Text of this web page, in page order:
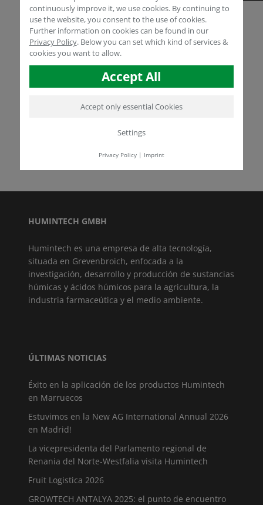
Contraseña:
Forgot your password?
Si aún no es miembro, regístrese
HUMINTECH GMBH
Humintech es una empresa de alta tecnología,
situada en Grevenbroich, enfocada a la
investigación, desarrollo y producción de sustancias
húmicas y ácidos húmicos para la agricultura, la
industria farmaceútica y el medio ambiente.
ÚLTIMAS NOTICIAS
Éxito en la aplicación de los productos Humintech
en Marruecos
Estuvimos en la New AG International Annual 2026
en Madrid!
La vicepresidenta del Parlamento regional de
Renania del Norte-Westfalia visita Humintech
Fruit Logistica 2026
GROWTECH ANTALYA 2025: el punto de encuentro
continuously improve it, we use cookies. By continuing to
use the website, you consent to the use of cookies.
Further information on cookies can be found in our
Privacy Policy. Below you can set which kind of services &
cookies you want to allow.
Accept All
Accept only essential Cookies
Settings
Privacy Policy| Imprint